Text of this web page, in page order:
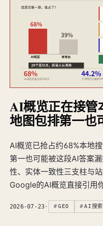
AI概览正在接管
地图包排第一也
AI概览已抢占约68%本地
第一也可能被这段AI答案
性、实体一致性三支柱与
Google的AI概览直接引用
2026-07-23 · GEO AI搜索